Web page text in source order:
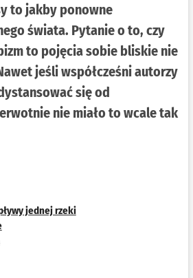
to jakby ponowne
świata. Pytanie o to, czy
to pojęcia sobie bliskie nie
jeśli współcześni autorzy
się od
nie miało to wcale tak
jednej rzeki